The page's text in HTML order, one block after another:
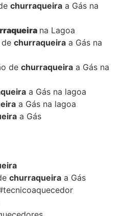
churraqueira a Gás na
na Lagoa
de churraqueira a Gás na
de churraqueira a Gás na
a Gás na lagoa
a Gás na lagoa
a Gás
churraqueira a Gás